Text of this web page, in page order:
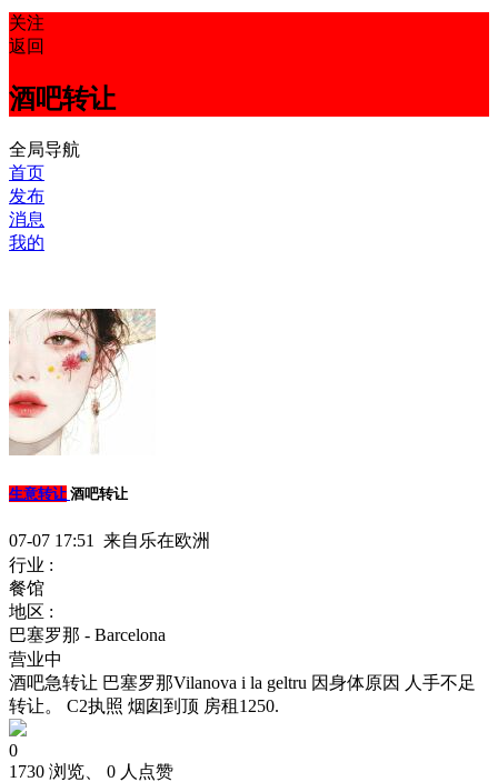
关注
返回
酒吧转让
全局导航
首页
发布
消息
我的
生意转让 酒吧转让
07-07 17:51 来自乐在欧洲
行业 :
餐馆
地区 :
巴塞罗那 - Barcelona
营业中
酒吧急转让 巴塞罗那Vilanova i la geltru 因身体原因 人手不足
转让。 C2执照 烟囱到顶 房租1250.
0
1730 浏览、 0 人点赞